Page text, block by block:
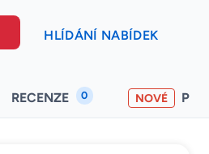
HLÍDÁNÍ NABÍDEK
RECENZE 0 NOVÉ